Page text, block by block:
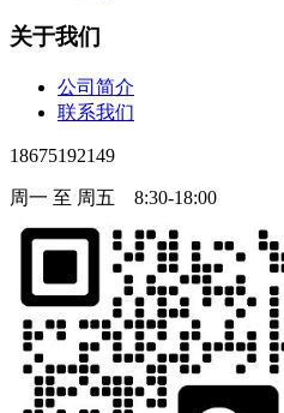
关于我们
公司简介
联系我们
18675192149
周一 至 周五 8:30-18:00